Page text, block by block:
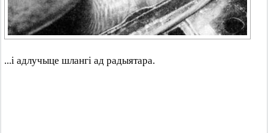
...і адлучыце шлангі ад радыятара.